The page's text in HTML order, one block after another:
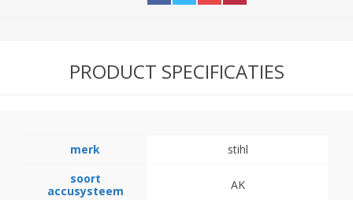
PRODUCT SPECIFICATIES
merk
stihl
soort
accusysteem
AK